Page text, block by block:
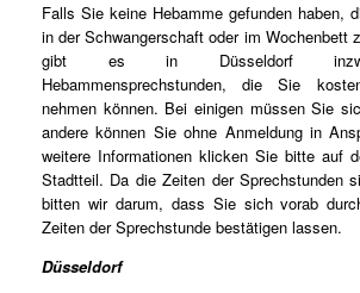
Falls Sie keine Hebamme gefunden haben,
in der Schwangerschaft oder im Wochenbett
gibt es in Düsseldorf
Hebammensprechstunden, die Sie
nehmen können. Bei einigen müssen Sie
andere können Sie ohne Anmeldung in
weitere Informationen klicken Sie bitte auf
Stadtteil. Da die Zeiten der Sprechstunden
bitten wir darum, dass Sie sich vorab
Zeiten der Sprechstunde bestätigen lassen.
Düsseldorf